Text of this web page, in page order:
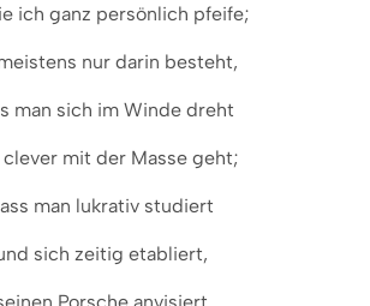
ich ganz persönlich pfeife;
nur darin besteht,
man sich im Winde dreht
clever mit der Masse geht;
man lukrativ studiert
sich zeitig etabliert,